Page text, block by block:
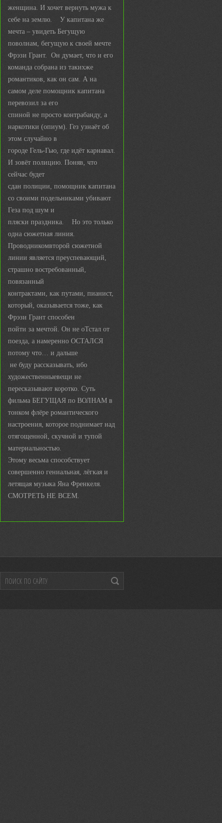
женщина. И хочет вернуть мужа к
себе на землю. У капитана же
мечта – увидеть Бегущую
поволнам, бегущую к своей мечте
Фрэзи Грант. Он думает, что и его
команда собрана из такихже
романтиков, как он сам. А на
самом деле помощник капитана
перевозил за его
спиной не просто контрабанду, а
наркотики (опиум). Гез узнаёт об
этом случайно в
городе Гель-Гью, где идёт карнавал.
И зовёт полицию. Поняв, что
сейчас будет
сдан полиции, помощник капитана
со своими подельниками убивают
Геза под шум и
пляски праздника. Но это только
одна сюжетная линия.
Проводникомвторой сюжетной
линии является преуспевающий,
страшно востребованный,
повязанный
контрактами, как путами, пианист,
который, оказывается тоже, как
Фрэзи Грант способен
пойти за мечтой. Он не оТстал от
поезда, а намеренно ОСТАЛСЯ
потому что… и дальше
не буду рассказывать, ибо
художественныевещи не
пересказывают коротко. Суть
фильма БЕГУЩАЯ по ВОЛНАМ в
тонком флёре романтического
настроения, которое поднимает над
отягощенной, скучной и тупой
материальностью.
Этому весьма способствует
совершенно гениальная, лёгкая и
летящая музыка Яна Френкеля.
СМОТРЕТЬ НЕ ВСЕМ.